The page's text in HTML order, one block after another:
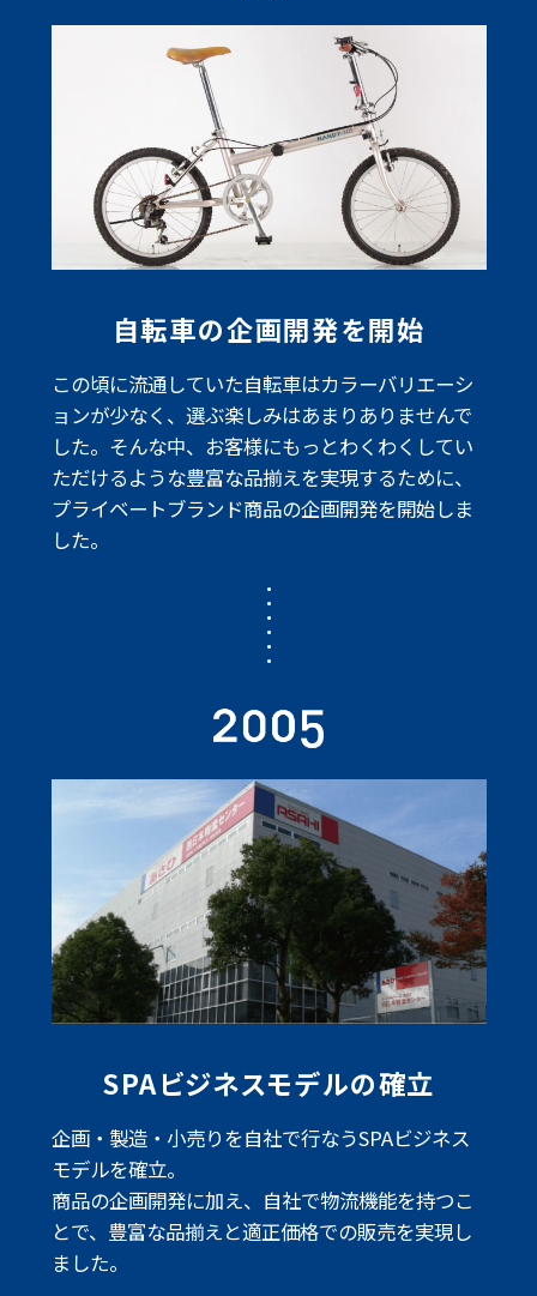
自転車の企画開発を開始
この頃に流通していた自転車はカラーバリエーシ
ョンが少なく、 選ぶ楽しみはあまりありませんで
した。そんな中、お客様にもっとわくわくしてい
ただけるような豊富な品揃えを実現するために、
プライベートブランド商品の企画開発を開始しま
した。
SPAビジネスモデルの確立
企画・製造・小売りを自社で行なうSPAビジネス
モデルを確立。
商品の企画開発に加え、自社で物流機能を持つこ
とで、 豊富な品揃えと適正価格での販売を実現し
ました。